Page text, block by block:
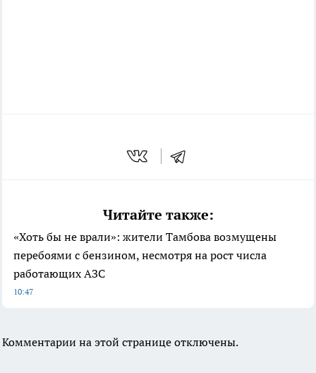
Читайте также:
«Хоть бы не врали»: жители Тамбова возмущены
перебоями с бензином, несмотря на рост числа
работающих АЗС
10:47
Комментарии на этой странице отключены.